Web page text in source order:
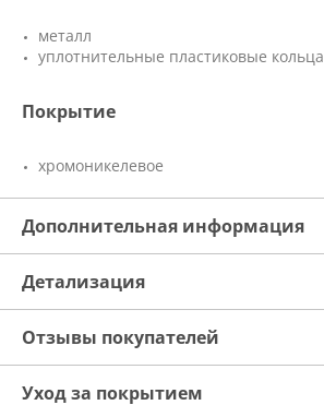
металл
уплотнительные пластиковые кольца
Покрытие
хромоникелевое
Дополнительная информация
Детализация
Отзывы покупателей
Уход за покрытием